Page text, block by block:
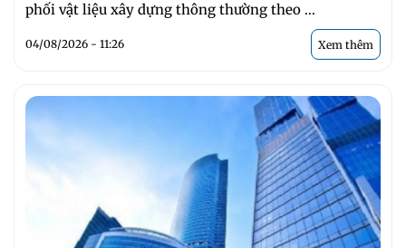
phối vật liệu xây dựng thông thường theo ...
04/08/2026 - 11:26 Xem thêm